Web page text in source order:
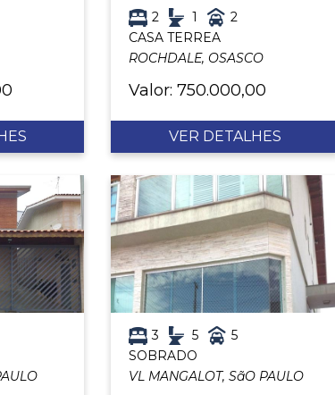
2 1
2
CASA TERREA
ROCHDALE, OSASCO
Valor: 750.000,00
VER DETALHES
3 5
5
SOBRADO
VL MANGALOT, SãO PAULO